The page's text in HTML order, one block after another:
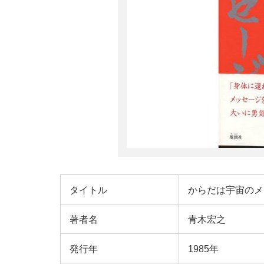
タイトル からだは宇宙の
著者名 青木宏之
発行年 1985年